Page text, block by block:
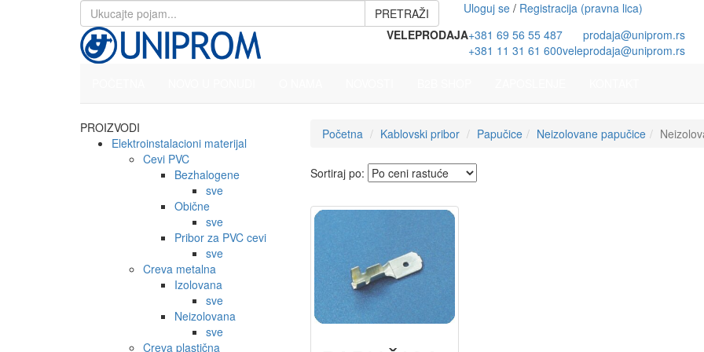
PRETRAŽI Uloguj se/ Registracija (pravna lica)
VELEPRODAJA+381 69 56 55 487
prodaja@uniprom.rs
+381 11 31 61 600veleprodaja@uniprom.rs
PROIZVODI
Elektroinstalacioni materijal
Cevi PVC
Bezhalogene
sve
Obične
sve
Pribor za PVC cevi
sve
Creva metalna
Izolovana
sve
Neizolovana
sve
Creva plastična
Početna Kablovski pribor Papučice Neizolovane papučice
Sortiraj po: